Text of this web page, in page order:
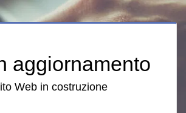
aggiornamento
Web in costruzione